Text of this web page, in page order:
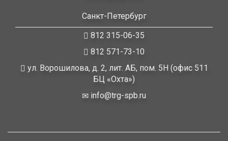
Санкт-Петербург
812 315-06-35
812 571-73-10
ул. Ворошилова, д. 2, лит. АБ, пом. 5Н (офис 511
БЦ «Охта»)
info@trg-spb.ru